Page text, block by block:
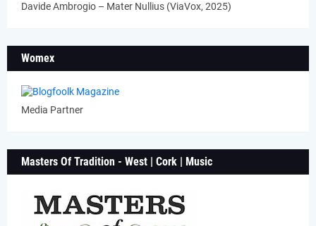
Davide Ambrogio – Mater Nullius (ViaVox, 2025)
Womex
Media Partner
Masters Of Tradition - West | Cork | Music